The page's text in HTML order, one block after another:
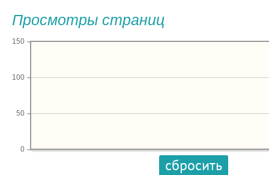
Просмотры страниц
0
50
100
150
сбросить